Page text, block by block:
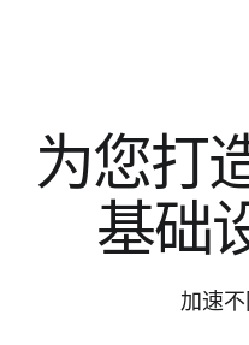
为您打
基础
加速